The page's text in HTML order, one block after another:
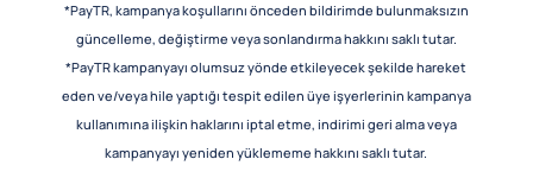
*PayTR, kampanya koşullarını önceden bildirimde bulunmaksızın
güncelleme, değiştirme veya sonlandırma hakkını saklı tutar.
*PayTR kampanyayı olumsuz yönde etkileyecek şekilde hareket
eden ve/veya hile yaptığı tespit edilen üye işyerlerinin kampanya
kullanımına ilişkin haklarını iptal etme, indirimi geri alma veya
kampanyayı yeniden yüklememe hakkını saklı tutar.